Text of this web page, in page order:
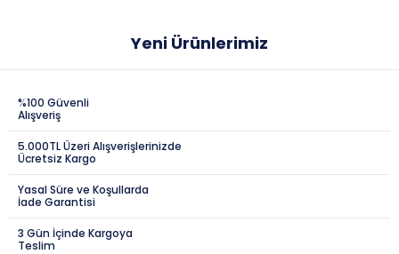
Yeni Ürünlerimiz
%100 Güvenli
Alışveriş
5.000TL Üzeri Alışverişlerinizde
Ücretsiz Kargo
Yasal Süre ve Koşullarda
İade Garantisi
3 Gün İçinde Kargoya
Teslim